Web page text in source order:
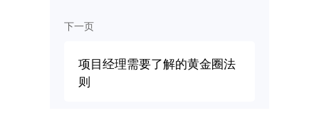
下一页
项目经理需要了解的黄金圈法
则